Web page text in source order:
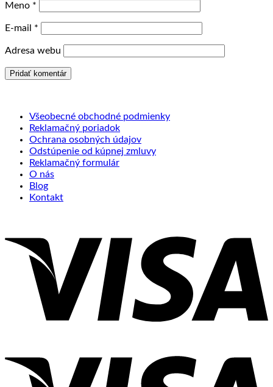
Meno *
E-mail *
Adresa webu
Všeobecné obchodné podmienky
Reklamačný poriadok
Ochrana osobných údajov
Odstúpenie od kúpnej zmluvy
Reklamačný formulár
O nás
Blog
Kontakt